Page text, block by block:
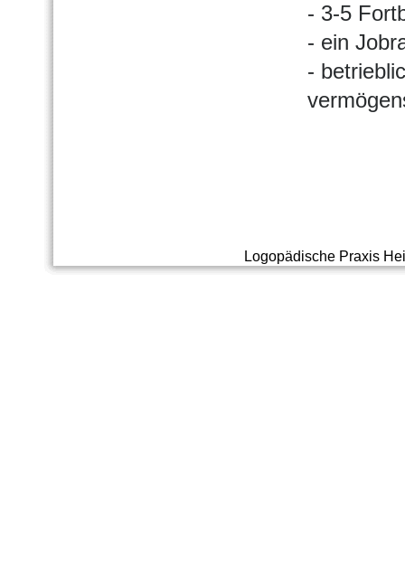
- 3-5
- ein
-
Logopädische Praxis